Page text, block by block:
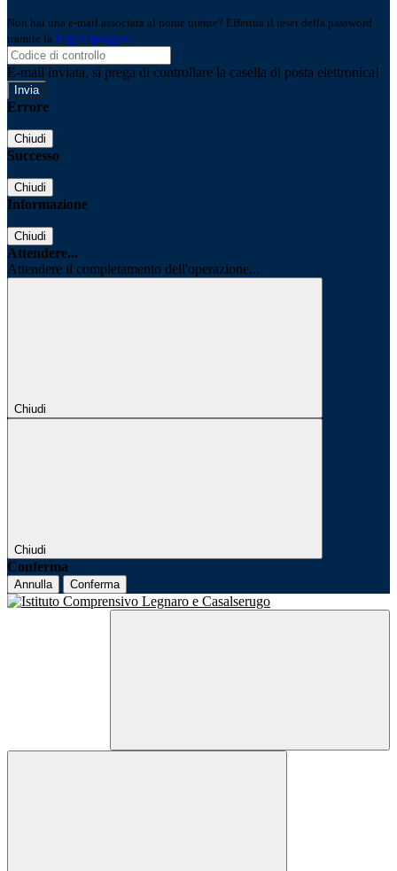
Non hai una e-mail associata al nome utente? Effettua il reset della password
tramite la Login Spaggiari
E-mail inviata, si prega di controllare la casella di posta elettronica!
Errore
Chiudi
Successo
Chiudi
Informazione
Chiudi
Attendere...
Attendere il completamento dell'operazione...
Chiudi
Chiudi
Conferma
Annulla Conferma